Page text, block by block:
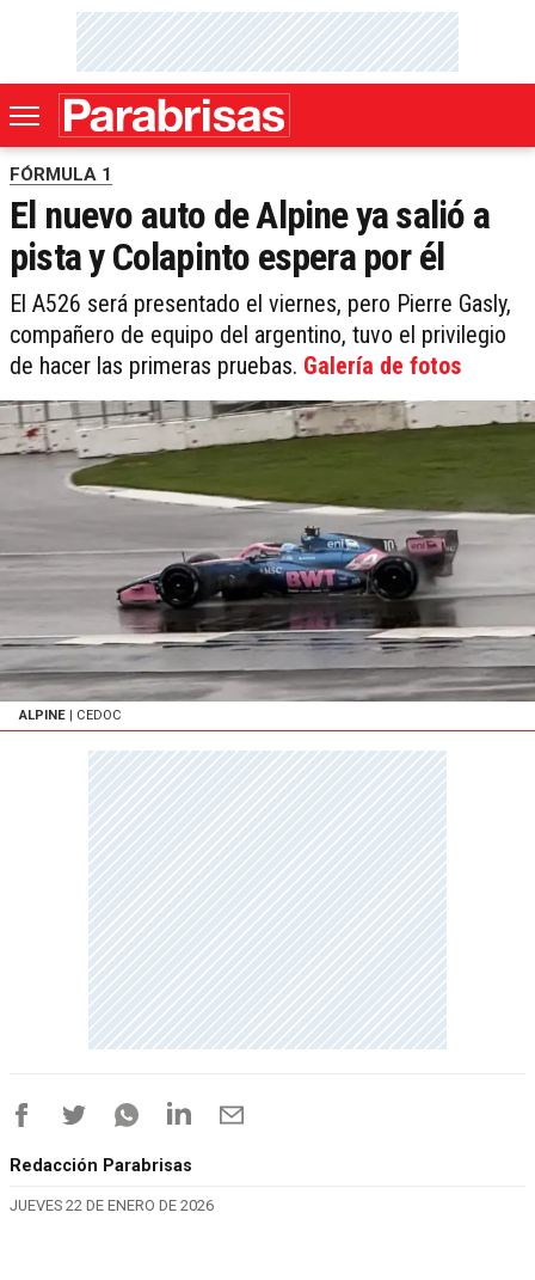
FÓRMULA 1
El nuevo auto de Alpine ya salió a
pista y Colapinto espera por él
El A526 será presentado el viernes, pero Pierre Gasly,
compañero de equipo del argentino, tuvo el privilegio
de hacer las primeras pruebas. Galería de fotos
ALPINE | CEDOC
Redacción Parabrisas
JUEVES 22 DE ENERO DE 2026